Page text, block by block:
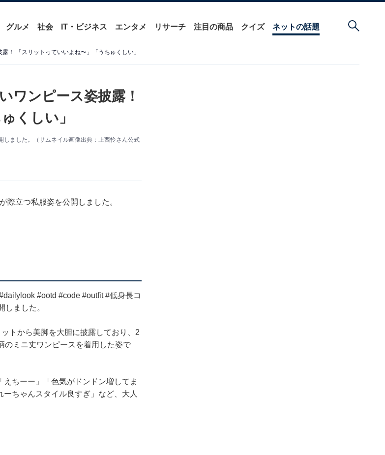
グルメ 社会 IT・ビジネス エンタメ リサーチ 注目の商品 クイズ ネットの話題
！ 「スリットっていいよね〜」「うちゅくしい」
ワンピース姿披露！
くしい」
ました。（サムネイル画像出典：上西怜さん公式
際立つ私服姿を公開しました。
#ootd #code #outfit #低身長コ
ました。
トから美脚を大胆に披露しており、2
のミニ丈ワンピースを着用した姿で
ちーー」「色気がドンドン増してま
ちゃんスタイル良すぎ」など、大人